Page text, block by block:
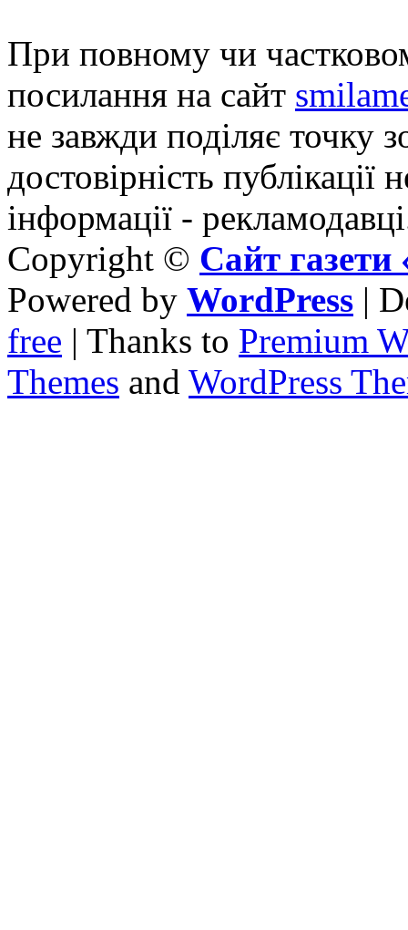
При повному чи
посилання на сайт
не завжди поділяє точку
достовірність публікації
інформації -
Copyright © Сайт
Powered by WordPress |
free | Thanks to Premium
Themes and WordPress